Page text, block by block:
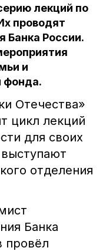
лекций по
проводят
Банка России.
и
фонда.
Отечества»
цикл лекций
для своих
отделения
Банка
провёл